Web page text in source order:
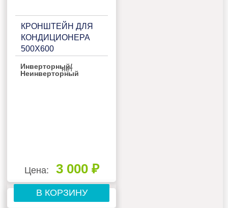
КРОНШТЕЙН ДЛЯ
КОНДИЦИОНЕРА
500Х600
Инверторный/
Неинверторный
нет
Цена: 3 000 ₽
В КОРЗИНУ